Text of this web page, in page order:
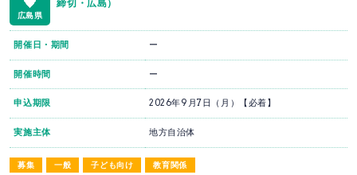
広島県
締切・広島）
募集 一般 子ども向け 教育関係
開催日・期間 ー
開催時間 ー
申込期限 2026年9月7日（月）【必着】
実施主体 地方自治体